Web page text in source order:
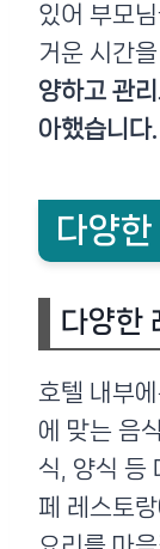
있어 부모
거운 시간
양하고 관
아했습니다.
다양
다양한
호텔 내부
에 맞는 음
식, 양식 등
페 레스토